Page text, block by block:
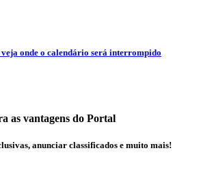
onde o calendário será interrompido
as vantagens do Portal
anunciar classificados e muito mais!